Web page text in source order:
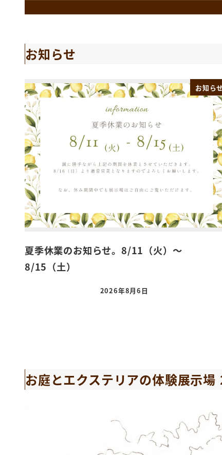
お知らせ
お知らせ
夏季休業のお知らせ。8/11（火）～
8/15（土）
2026年8月6日
お庭とエクステリアの体験展示場